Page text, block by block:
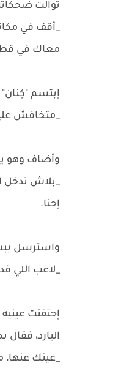
توالت
_أقف في
معاك في
إبتسم
_متخافش
وأضاف وهو
_بلاش تدخل
إحنا.
واسترسل
_لاعب اللي
إحتقنت
البارد،
_عينك